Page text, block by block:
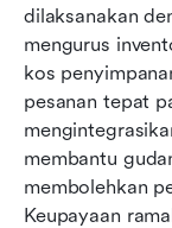
dilaksanakan
mengurus
kos
pesanan tepat
membantu
membolehkan
Keupayaan